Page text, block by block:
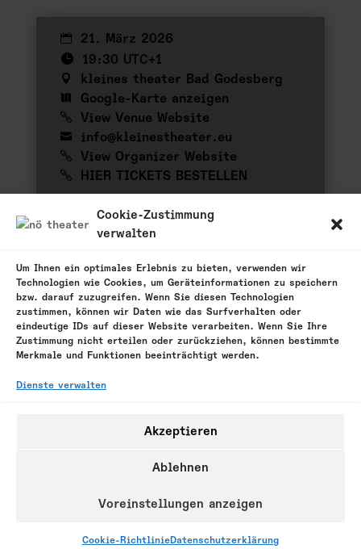
Cookie-Zustimmung
verwalten
Um Ihnen ein optimales Erlebnis zu bieten, verwenden wir
Technologien wie Cookies, um Geräteinformationen zu speichern
bzw. darauf zuzugreifen. Wenn Sie diesen Technologien
zustimmen, können wir Daten wie das Surfverhalten oder
eindeutige IDs auf dieser Website verarbeiten. Wenn Sie Ihre
Zustimmung nicht erteilen oder zurückziehen, können bestimmte
Merkmale und Funktionen beeinträchtigt werden.
Dienste verwalten
Akzeptieren
Ablehnen
Voreinstellungen anzeigen
Cookie-RichtlinieDatenschutzerklärung
21. März 2026
19:30 UTC+1
kleines theater Bad Godesberg
Google-Karte anzeigen
View Venue Website
info@kleinestheater.eu
View Organizer Website
HIER TICKETS BESTELLEN
zu meinem Kalender hinzufügen
zurück
Tickets hier bestellen
Cookie-Richtlinie (EU)
Designed by: favemedia.de